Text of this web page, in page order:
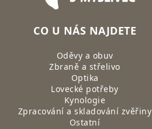
CO U NÁS NAJDETE
Oděvy a obuv
Zbraně a střelivo
Optika
Lovecké potřeby
Kynologie
Zpracování a skladování zvěřiny
Ostatní